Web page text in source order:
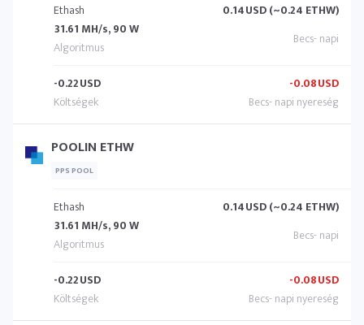
Ethash
31.61 MH/s, 90 W
0.14USD (~0.24 ETHW)
-0.22USD -0.08USD
POOLIN ETHW
PPS POOL
Ethash
31.61 MH/s, 90 W
0.14USD (~0.24 ETHW)
-0.22USD -0.08USD